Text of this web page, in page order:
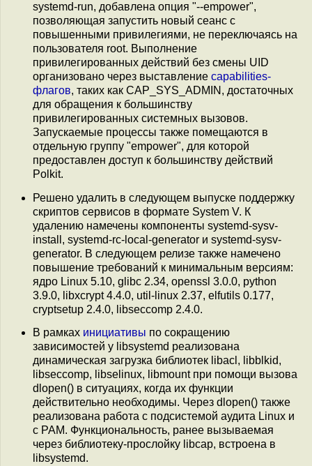
systemd-run, добавлена опция "--empower",
позволяющая запустить новый сеанс с
повышенными привилегиями, не переключаясь на
пользователя root. Выполнение
привилегированных действий без смены UID
организовано через выставление capabilities-
флагов, таких как CAP_SYS_ADMIN, достаточных
для обращения к большинству
привилегированных системных вызовов.
Запускаемые процессы также помещаются в
отдельную группу "empower", для которой
предоставлен доступ к большинству действий
Polkit.
Решено удалить в следующем выпуске поддержку
скриптов сервисов в формате System V. К
удалению намечены компоненты systemd-sysv-
install, systemd-rc-local-generator и systemd-sysv-
generator. В следующем релизе также намечено
повышение требований к минимальным версиям:
ядро Linux 5.10, glibc 2.34, openssl 3.0.0, python
3.9.0, libxcrypt 4.4.0, util-linux 2.37, elfutils 0.177,
cryptsetup 2.4.0, libseccomp 2.4.0.
В рамках инициативы по сокращению
зависимостей у libsystemd реализована
динамическая загрузка библиотек libacl, libblkid,
libseccomp, libselinux, libmount при помощи вызова
dlopen() в ситуациях, когда их функции
действительно необходимы. Через dlopen() также
реализована работа с подсистемой аудита Linux и
с PAM. Функциональность, ранее вызываемая
через библиотеку-прослойку libcap, встроена в
libsystemd.